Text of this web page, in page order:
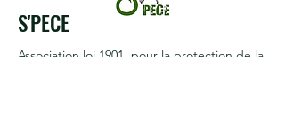
S'PECE
Association loi 1901
, pour la protection de la